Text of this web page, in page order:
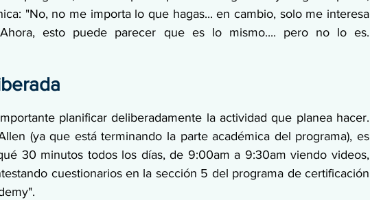
"No, no me importa lo que hagas... en cambio, solo me interesa
esto puede parecer que es lo mismo.... pero no lo es.
planificar deliberadamente la actividad que planea hacer.
(ya que está terminando la parte académica del programa), es
30 minutos todos los días, de 9:00am a 9:30am viendo videos,
cuestionarios en la sección 5 del programa de certificación